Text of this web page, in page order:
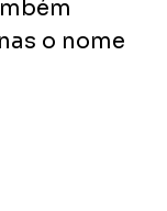
o nome